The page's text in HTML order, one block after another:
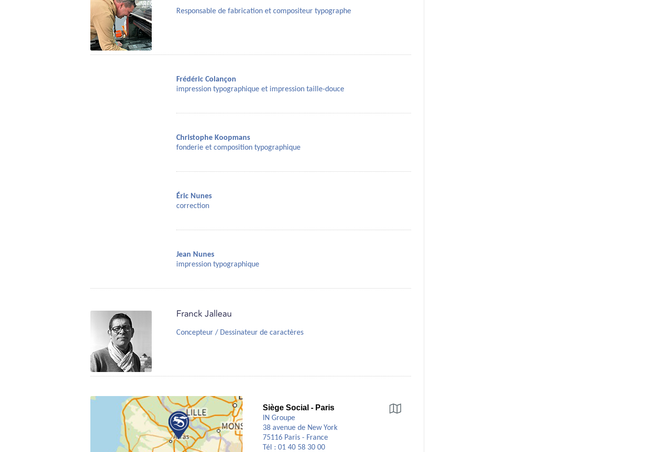
Responsable de fabrication et compositeur typographe
Frédéric Colançon
impression typographique et impression taille-douce
Christophe Koopmans
fonderie et composition typographique
Éric Nunes
correction
Jean Nunes
impression typographique
Franck Jalleau
Concepteur / Dessinateur de caractères
Siège Social - Paris
IN Groupe
38 avenue de New York
75116 Paris - France
Tél : 01 40 58 30 00